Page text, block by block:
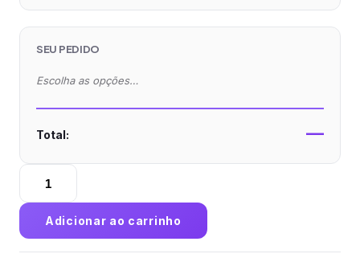
SEU PEDIDO
Escolha as opções…
Total: —
Caixa
Pizza
Estampada
Octagonal
Adicionar ao carrinho